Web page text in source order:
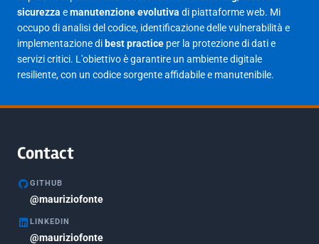
Gennaio 2025
Giugno 2023
Maggio 2023
Agosto 2020
Marzo 2018
Febbraio 2018
sicurezza emanutenzione evolutiva di piattaforme web. Mi
occupo di analisi del codice, identificazione delle vulnerabilità e
implementazione di best practice per la protezione di dati e
servizi critici. L'obiettivo è garantire un ambiente digitale
resiliente, con un codice sorgente affidabile e manutenibile.
Contact
GITHUB
@mauriziofonte
LINKEDIN
@mauriziofonte